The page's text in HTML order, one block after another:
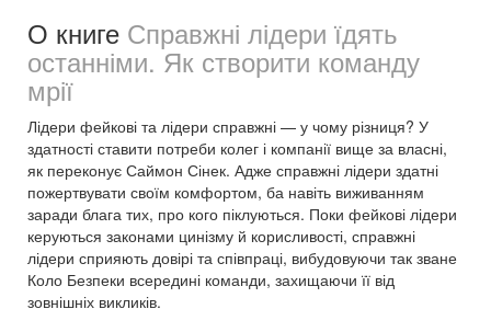
О книге Справжні лідери їдять
останніми. Як створити команду
мрії
Лідери фейкові та лідери справжні — у чому різниця? У
здатності ставити потреби колег і компанії вище за власні,
як переконує Саймон Сінек. Адже справжні лідери здатні
пожертвувати своїм комфортом, ба навіть виживанням
заради блага тих, про кого піклуються. Поки фейкові лідери
керуються законами цинізму й корисливості, справжні
лідери сприяють довірі та співпраці, вибудовуючи так зване
Коло Безпеки всередині команди, захищаючи її від
зовнішніх викликів.